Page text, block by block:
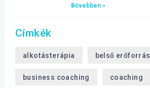
Bővebben »
Címkék
alkotásterápia belső
business coaching coaching